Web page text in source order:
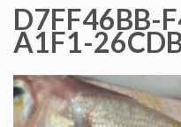
D7FF46BB-
A1F1-